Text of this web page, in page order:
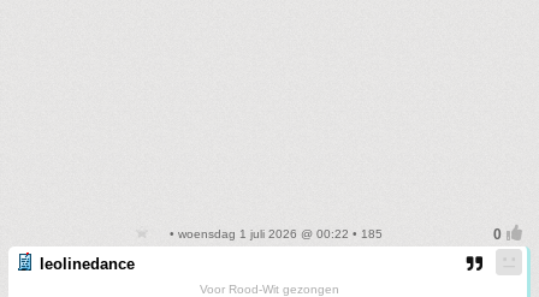
• woensdag 1 juli 2026 @ 00:22 • 185
leolinedance
Voor Rood-Wit gezongen